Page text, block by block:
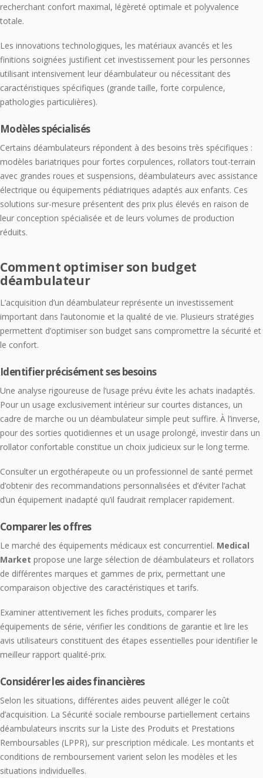
recherchant confort maximal, légèreté optimale et polyvalence
totale.
Les innovations technologiques, les matériaux avancés et les
finitions soignées justifient cet investissement pour les personnes
utilisant intensivement leur déambulateur ou nécessitant des
caractéristiques spécifiques (grande taille, forte corpulence,
pathologies particulières).
Modèles spécialisés
Certains déambulateurs répondent à des besoins très spécifiques :
modèles bariatriques pour fortes corpulences, rollators tout-terrain
avec grandes roues et suspensions, déambulateurs avec assistance
électrique ou équipements pédiatriques adaptés aux enfants. Ces
solutions sur-mesure présentent des prix plus élevés en raison de
leur conception spécialisée et de leurs volumes de production
réduits.
Comment optimiser son budget
déambulateur
L’acquisition d’un déambulateur représente un investissement
important dans l’autonomie et la qualité de vie. Plusieurs stratégies
permettent d’optimiser son budget sans compromettre la sécurité et
le confort.
Identifier précisément ses besoins
Une analyse rigoureuse de l’usage prévu évite les achats inadaptés.
Pour un usage exclusivement intérieur sur courtes distances, un
cadre de marche ou un déambulateur simple peut suffire. À l’inverse,
pour des sorties quotidiennes et un usage prolongé, investir dans un
rollator confortable constitue un choix judicieux sur le long terme.
Consulter un ergothérapeute ou un professionnel de santé permet
d’obtenir des recommandations personnalisées et d’éviter l’achat
d’un équipement inadapté qu’il faudrait remplacer rapidement.
Comparer les offres
Le marché des équipements médicaux est concurrentiel. Medical
Market propose une large sélection de déambulateurs et rollators
de différentes marques et gammes de prix, permettant une
comparaison objective des caractéristiques et tarifs.
Examiner attentivement les fiches produits, comparer les
équipements de série, vérifier les conditions de garantie et lire les
avis utilisateurs constituent des étapes essentielles pour identifier le
meilleur rapport qualité-prix.
Considérer les aides financières
Selon les situations, différentes aides peuvent alléger le coût
d’acquisition. La Sécurité sociale rembourse partiellement certains
déambulateurs inscrits sur la Liste des Produits et Prestations
Remboursables (LPPR), sur prescription médicale. Les montants et
conditions de remboursement varient selon les modèles et les
situations individuelles.